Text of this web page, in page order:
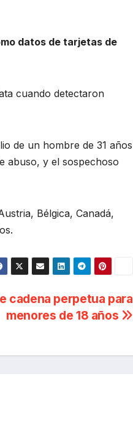
datos de tarjetas de
cuando detectaron
de un hombre de 31 años
abuso, y el sospechoso
Bélgica, Canadá,
cadena perpetua para
menores de 18 años